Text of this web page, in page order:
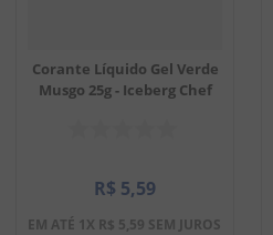
Corante Líquido Gel Verde
Musgo 25g - Iceberg Chef
R$ 5,59
EM ATÉ 1X R$ 5,59 SEM JUROS